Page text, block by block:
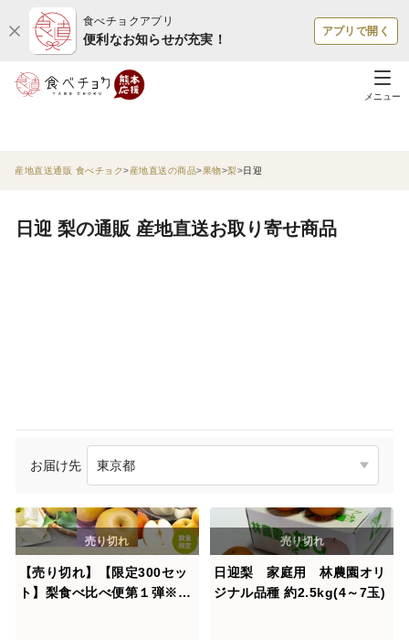
食べチョクアプリ
便利なお知らせが充実！
アプリで開く
メニュー
産地直送通販 食べチョク 産地直送の商品 果物 梨 日迎
日迎 梨の通販 産地直送お取り寄せ商品
お届け先
【売り切れ】【限定300セッ
ト】梨食べ比べ便第１弾※送
日迎梨 家庭用 林農園オリ
ジナル品種 約2.5kg(4～7玉)